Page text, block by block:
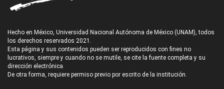
Hecho en México, Universidad Nacional Autónoma de México (UNAM), todos
los derechos reservados 2021.
Esta página y sus contenidos pueden ser reproducidos con fines no
lucrativos, siempre y cuando no se mutile, se cite la fuente completa y su
dirección electrónica.
De otra forma, requiere permiso previo por escrito de la institución.